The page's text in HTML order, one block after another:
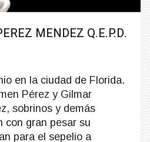
MENDEZ Q.E.P.D.
en la ciudad de Florida.
Pérez y Gilmar
sobrinos y demás
con gran pesar su
para el sepelio a